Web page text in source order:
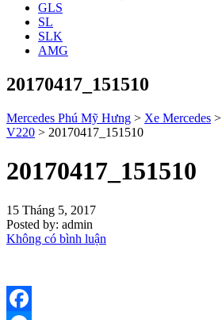
GLS
SL
SLK
AMG
20170417_151510
Mercedes Phú Mỹ Hưng > Xe Mercedes >
V220 > 20170417_151510
20170417_151510
15 Tháng 5, 2017
Posted by: admin
Không có bình luận